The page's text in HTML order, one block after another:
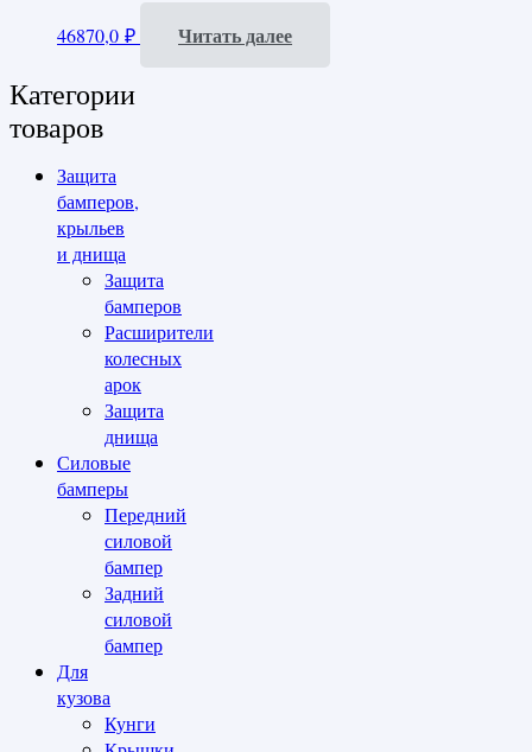
46870,0 ₽ Читать далее
Категории
товаров
Защита
бамперов,
крыльев
и днища
Защита
бамперов
Расширители
колесных
арок
Защита
днища
Силовые
бамперы
Передний
силовой
бампер
Задний
силовой
бампер
Для
кузова
Кунги